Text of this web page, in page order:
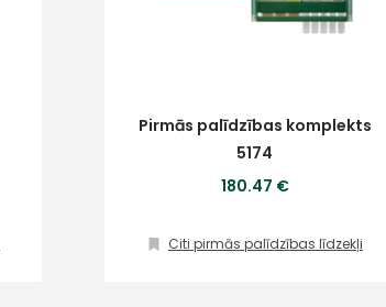
Pirmās palīdzības komplekts
5174
180.47 €
Citi pirmās palīdzības līdzekļi
Atbildēsim